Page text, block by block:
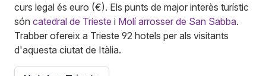
curs legal és euro (€). Els punts de major interès turístic
són catedral de Trieste i Molí arrosser de San Sabba.
Trabber ofereix a Trieste 92 hotels per als visitants
d'aquesta ciutat de Itàlia.